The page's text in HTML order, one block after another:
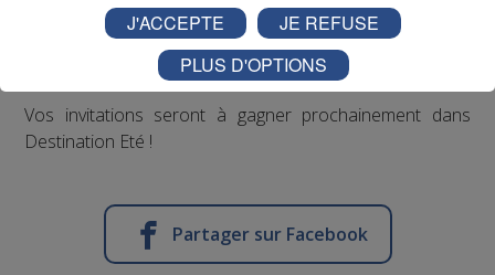
Vos invitations seront à gagner prochainement dans
Destination Eté !
Partager sur Facebook
J'ACCEPTE
JE REFUSE
PLUS D'OPTIONS